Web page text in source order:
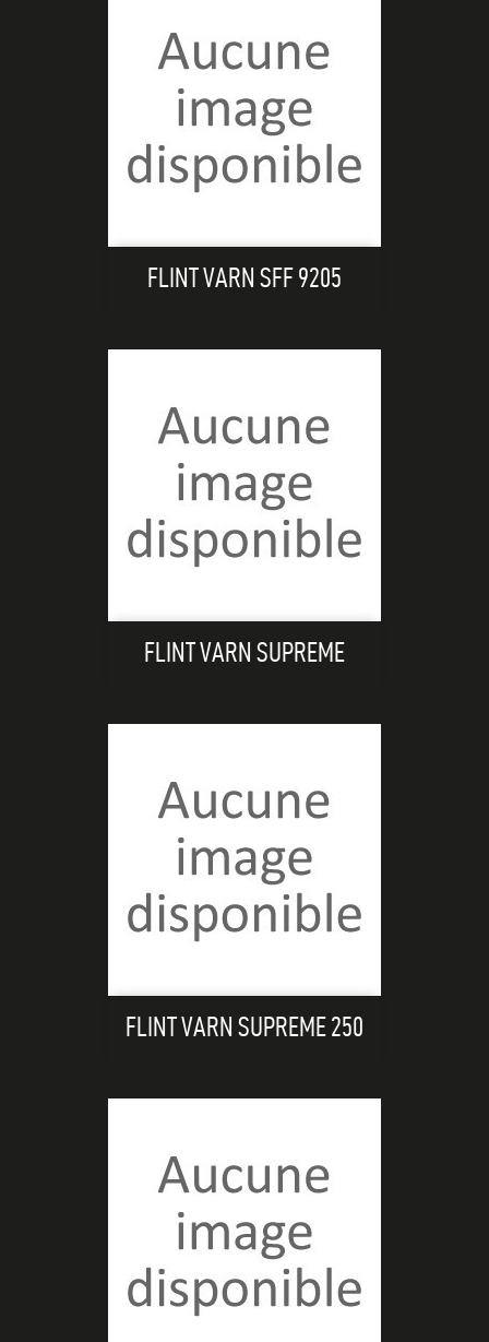
FLINT VARN SFF 9205
FLINT VARN SUPREME
FLINT VARN SUPREME 250